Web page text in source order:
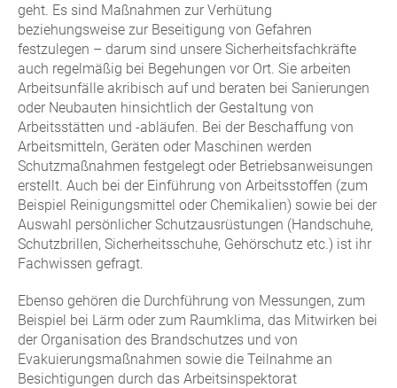
geht. Es sind Maßnahmen zur Verhütung
beziehungsweise zur Beseitigung von Gefahren
festzulegen – darum sind unsere Sicherheitsfachkräfte
auch regelmäßig bei Begehungen vor Ort. Sie arbeiten
Arbeitsunfälle akribisch auf und beraten bei Sanierungen
oder Neubauten hinsichtlich der Gestaltung von
Arbeitsstätten und -abläufen. Bei der Beschaffung von
Arbeitsmitteln, Geräten oder Maschinen werden
Schutzmaßnahmen festgelegt oder Betriebsanweisungen
erstellt. Auch bei der Einführung von Arbeitsstoffen (zum
Beispiel Reinigungsmittel oder Chemikalien) sowie bei der
Auswahl persönlicher Schutzausrüstungen (Handschuhe,
Schutzbrillen, Sicherheitsschuhe, Gehörschutz etc.) ist ihr
Fachwissen gefragt.
Ebenso gehören die Durchführung von Messungen, zum
Beispiel bei Lärm oder zum Raumklima, das Mitwirken bei
der Organisation des Brandschutzes und von
Evakuierungsmaßnahmen sowie die Teilnahme an
Besichtigungen durch das Arbeitsinspektorat